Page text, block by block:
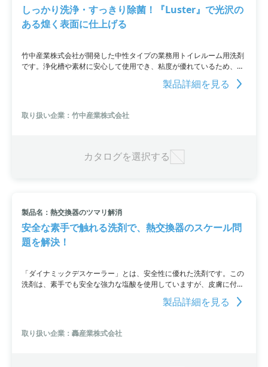
しっかり洗浄・すっきり除菌！『Luster』で光沢の
ある煌く表面に仕上げる
竹中産業株式会社が開発した中性タイプの業務用トイレルーム用洗剤
です。浄化槽や素材に安心して使用でき、粘度が優れているため、垂
直面や水面下の汚れにも効果的に作用します。洗浄後には光沢のある
煌く表面に仕上げることができ、消臭効果とミントの香り付き。黄ば
洗浄、除菌、消臭ができるため、大変効率的です。
製品詳細を見る
取り扱い企業：竹中産業株式会社
カタログを選択する
製品名：熱交換器のツマリ解消
安全な素手で触れる洗剤で、熱交換器のスケール問
題を解決！
「ダイナミックデスケーラー」とは、安全性に優れた洗剤です。この
洗剤は、素手でも安全な強力な塩酸を使用していますが、皮膚に付着
しても簡単に水洗いできます。さらに、驚異的なスケール除去能力を
持ち、従来の洗剤よりも処理速度が大幅に向上しています。また、金
ん。主にアルカリ物質系のスケールを効果的に除去し、特にプレート
式熱交換器の清掃に適しています。
製品詳細を見る
取り扱い企業：轟産業株式会社